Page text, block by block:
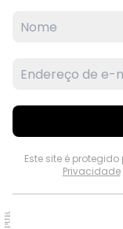
Este site é
Privacidade
PUB.